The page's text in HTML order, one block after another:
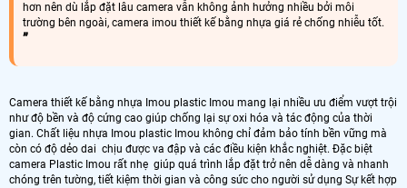
hơn nên dù lắp đặt lâu camera vẫn không ảnh hưởng nhiều bởi môi
trường bên ngoài, camera imou thiết kế bằng nhựa giá rẻ chống nhiễu tốt.
Camera thiết kế bằng nhựa Imou plastic Imou mang lại nhiều ưu điểm vượt trội
như độ bền và độ cứng cao giúp chống lại sự oxi hóa và tác động của thời
gian. Chất liệu nhựa Imou plastic Imou không chỉ đảm bảo tính bền vững mà
còn có độ dẻo dai chịu được va đập và các điều kiện khắc nghiệt. Đặc biệt
camera Plastic Imou rất nhẹ giúp quá trình lắp đặt trở nên dễ dàng và nhanh
chóng trên tường, tiết kiệm thời gian và công sức cho người sử dụng Sự kết hợp